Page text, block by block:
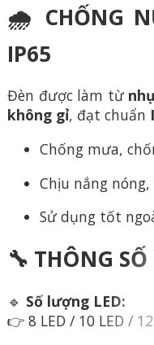
🌧️ CHỐNG
IP65
Đèn được làm từ
không gỉ, đạt chuẩn
Chống mưa,
Chịu nắng
Sử dụng tốt
🔧 THÔNG
🔹 Số lượng LED:
👉 8 LED / 10 LED /